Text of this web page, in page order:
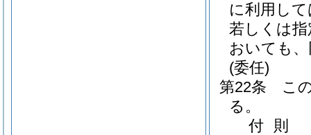
に利用し
若しくは
おいても
(委任)
第22条
こ
る。
付 則